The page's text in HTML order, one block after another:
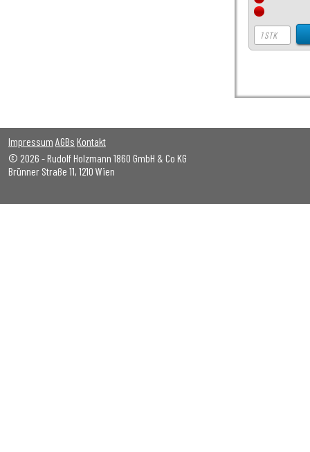
Impressum AGBs Kontakt
© 2026 - Rudolf Holzmann 1860 GmbH & Co KG
Brünner Straße 11, 1210 Wien